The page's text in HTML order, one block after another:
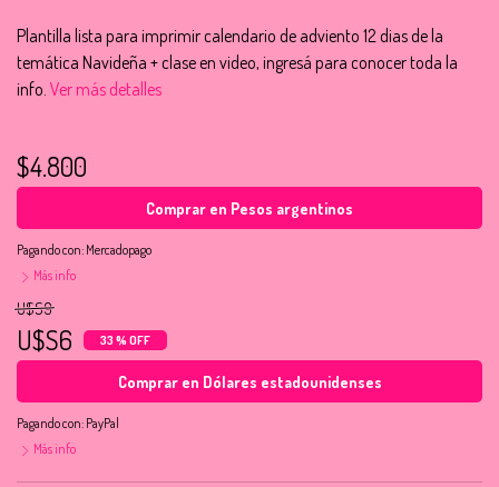
Plantilla lista para imprimir calendario de adviento 12 dias de la
temática Navideña + clase en video, ingresá para conocer toda la
info. Ver más detalles
$4.800
Comprar en Pesos argentinos
Pagando con: Mercadopago
Más info
U$S9
U$S6 33 % OFF
Comprar en Dólares estadounidenses
Pagando con: PayPal
Más info